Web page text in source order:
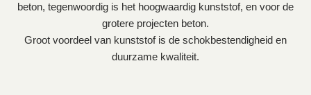
beton, tegenwoordig is het hoogwaardig kunststof, en voor de
grotere projecten beton.
Groot voordeel van kunststof is de schokbestendigheid en
duurzame kwaliteit.